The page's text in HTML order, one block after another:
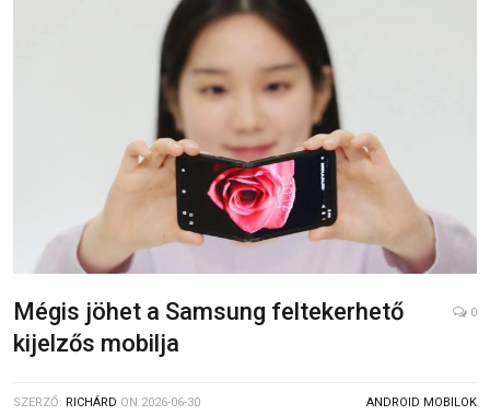
Mégis jöhet a Samsung feltekerhető
kijelzős mobilja
0
SZERZŐ: RICHÁRD ON 2026-06-30 ANDROID MOBILOK